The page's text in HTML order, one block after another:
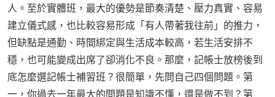
人。至於實體班，最大的優勢是節奏清楚、壓力真實、容易
建立儀式感，也比較容易形成「有人帶著我往前」的推力，
但缺點是通勤、時間綁定與生活成本較高，若生活安排不
穩，也可能變成出席了卻消化不良。那麼，記帳士放榜後到
底怎麼選記帳士補習班？很簡單，先問自己四個問題。第
一，你過去一年最大的問題是知識不懂，還是做不到？第